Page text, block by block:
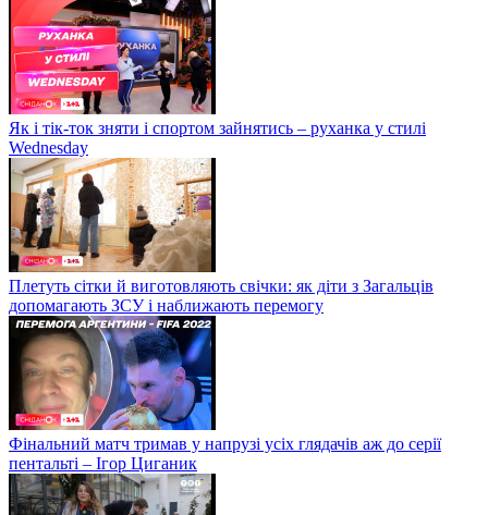
Як і тік-ток зняти і спортом зайнятись – руханка у стилі
Wednesday
Плетуть сітки й виготовляють свічки: як діти з Загальців
допомагають ЗСУ і наближають перемогу
Фінальний матч тримав у напрузі усіх глядачів аж до серії
пентальті – Ігор Циганик